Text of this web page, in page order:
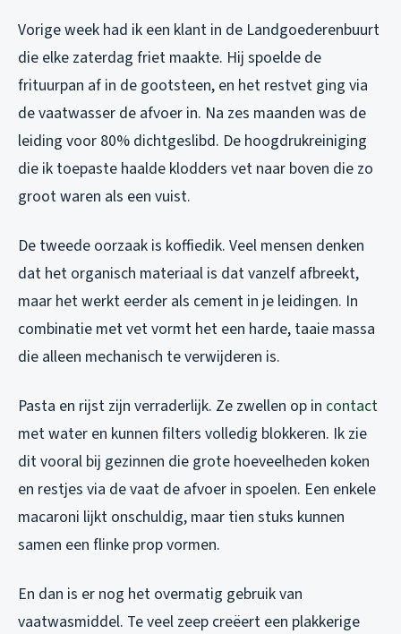
Vorige week had ik een klant in de Landgoederenbuurt
die elke zaterdag friet maakte. Hij spoelde de
frituurpan af in de gootsteen, en het restvet ging via
de vaatwasser de afvoer in. Na zes maanden was de
leiding voor 80% dichtgeslibd. De hoogdrukreiniging
die ik toepaste haalde klodders vet naar boven die zo
groot waren als een vuist.
De tweede oorzaak is koffiedik. Veel mensen denken
dat het organisch materiaal is dat vanzelf afbreekt,
maar het werkt eerder als cement in je leidingen. In
combinatie met vet vormt het een harde, taaie massa
die alleen mechanisch te verwijderen is.
Pasta en rijst zijn verraderlijk. Ze zwellen op in contact
met water en kunnen filters volledig blokkeren. Ik zie
dit vooral bij gezinnen die grote hoeveelheden koken
en restjes via de vaat de afvoer in spoelen. Een enkele
macaroni lijkt onschuldig, maar tien stuks kunnen
samen een flinke prop vormen.
En dan is er nog het overmatig gebruik van
vaatwasmiddel. Te veel zeep creëert een plakkerige